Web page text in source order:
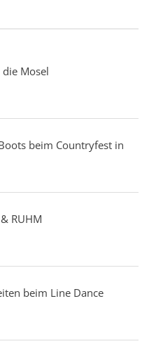
Mosel
beim Countryfest in
RUHM
beim Line Dance